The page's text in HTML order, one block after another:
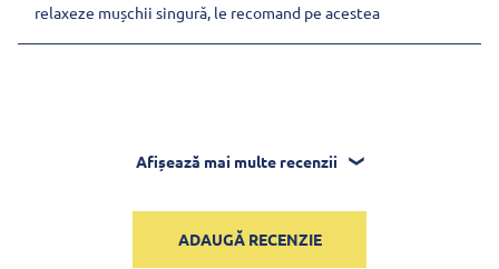
relaxeze mușchii singură, le recomand pe acestea
Afișează mai multe recenzii
ADAUGĂ RECENZIE